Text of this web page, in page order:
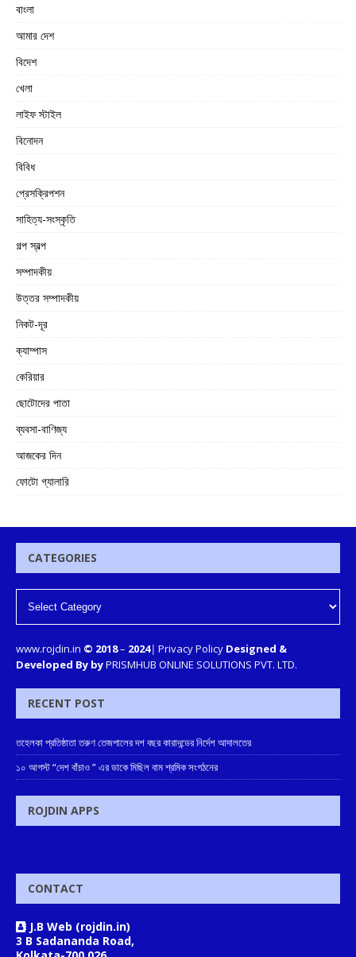
বাংলা
আমার দেশ
বিদেশ
খেলা
লাইফ স্টাইল
বিনোদন
বিবিধ
প্রেসক্রিপশন
সাহিত্য-সংস্কৃতি
গল্প স্বল্প
সম্পাদকীয়
উত্তর সম্পাদকীয়
নিকট-দূর
ক্যাম্পাস
কেরিয়ার
ছোটোদের পাতা
ব্যবসা-বাণিজ্য
আজকের দিন
ফোটো গ্যালারি
CATEGORIES
www.rojdin.in © 2018– 2024| Privacy Policy Designed &
Developed By byPRISMHUB ONLINE SOLUTIONS PVT. LTD.
RECENT POST
তহেলকা প্রতিষ্ঠাতা তরুণ তেজপালের দশ বছর কারাদন্ডের নির্দেশ আদালতের
১০ আগস্ট “দেশ বাঁচাও ” এর ডাকে মিছিল বাম শ্রমিক সংগঠনের
ROJDIN APPS
CONTACT
J.B Web (rojdin.in)
3 B Sadananda Road,